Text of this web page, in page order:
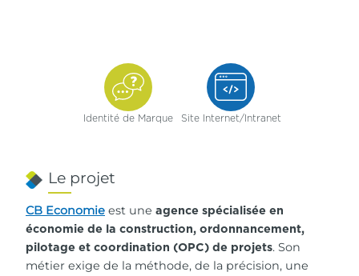
Identité de Marque Site Internet/Intranet
Le projet
CB Economie est une agence spécialisée en
économie de la construction, ordonnancement,
pilotage et coordination (OPC) de projets. Son
métier exige de la méthode, de la précision, une